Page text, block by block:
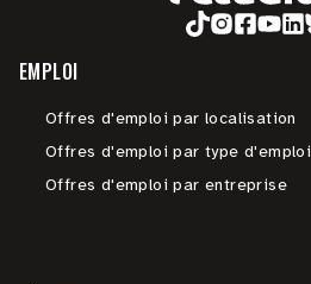
EMPLOI
Offres d'emploi par localisation
Offres d'emploi par type d'emploi
Offres d'emploi par entreprise